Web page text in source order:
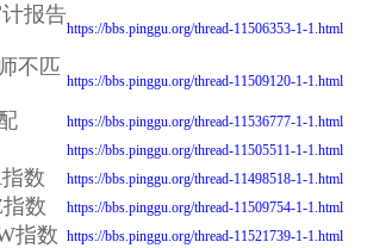
报告
https://bbs.pinggu.org/thread-11506353-1-1.html
不匹
https://bbs.pinggu.org/thread-11509120-1-1.html
https://bbs.pinggu.org/thread-11536777-1-1.html
https://bbs.pinggu.org/thread-11505511-1-1.html
数 https://bbs.pinggu.org/thread-11498518-1-1.html
数 https://bbs.pinggu.org/thread-11509754-1-1.html
指数 https://bbs.pinggu.org/thread-11521739-1-1.html